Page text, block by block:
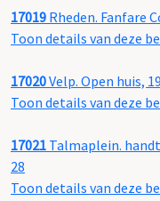
17019 Rheden. Fanfare
Toon details van deze
17020Velp. Open huis,
Toon details van deze
17021 Talmaplein.
28
Toon details van deze